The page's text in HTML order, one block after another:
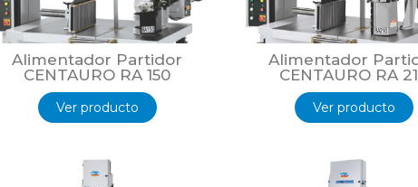
Alimentador Partidor
CENTAURO RA 150
Ver producto
Alimentador
CENTAURO RA
Ver producto